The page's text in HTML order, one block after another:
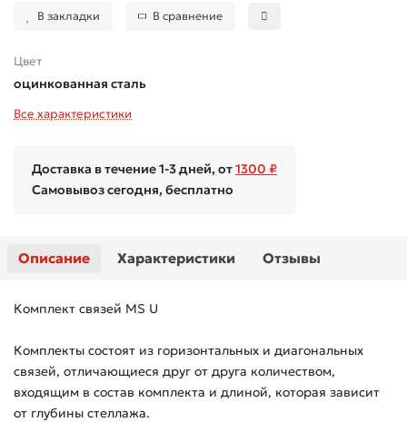
В закладки В сравнение
Цвет
оцинкованная сталь
Все характеристики
Доставка в течение 1-3 дней, от1300 ₽
Самовывоз сегодня, бесплатно
Описание Характеристики Отзывы
Комплект связей MS U
Комплекты состоят из горизонтальных и диагональных
связей, отличающиеся друг от друга количеством,
входящим в состав комплекта и длиной, которая зависит
от глубины стеллажа.